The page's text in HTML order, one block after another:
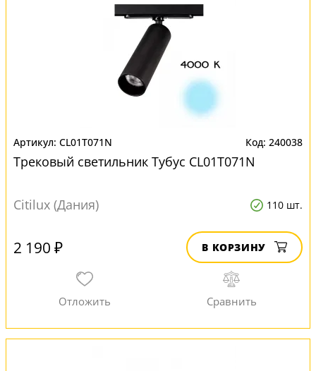
CL01T071N 240038
Трековый светильник Тубус CL01T071N
Citilux (Дания) 110 шт.
2 190 ₽ В КОРЗИНУ